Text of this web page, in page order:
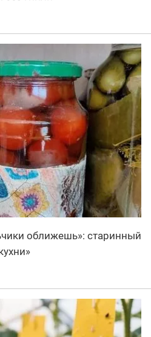
оближешь»: старинный